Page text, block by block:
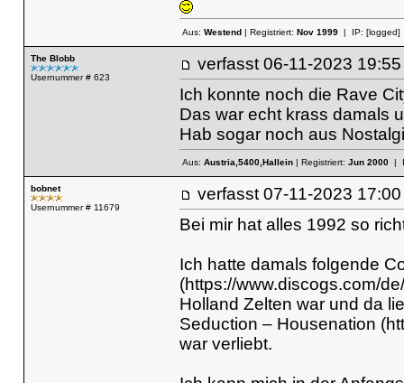
Aus: Westend| Registriert: Nov 1999| IP: [logged]
The Blobb
Usernummer # 623
verfasst 06-11-2023
Ich konnte noch die Rave
Das war echt krass damals
Hab sogar noch aus
Aus: Austria,5400,Hallein| Registriert: Jun 2000|
bobnet
Usernummer # 11679
verfasst 07-11-2023
Bei mir hat alles 1992 so
Ich hatte damals folgende
(https://www.discogs.com/
Holland Zelten war und da
Seduction – Housenation
war verliebt.